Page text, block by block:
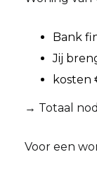
Bank
Jij
kosten
→ Totaal
Voor een